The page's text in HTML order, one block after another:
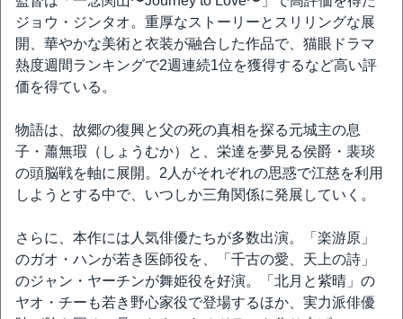
ジョウ・ジンタオ。重厚なストーリーとスリリングな展
開、華やかな美術と衣装が融合した作品で、猫眼ドラマ
熱度週間ランキングで2週連続1位を獲得するなど高い評
価を得ている。
物語は、故郷の復興と父の死の真相を探る元城主の息
子・蕭無瑕（しょうむか）と、栄達を夢見る侯爵・裴琰
の頭脳戦を軸に展開。2人がそれぞれの思惑で江慈を利用
しようとする中で、いつしか三角関係に発展していく。
さらに、本作には人気俳優たちが多数出演。「楽游原」
のガオ・ハンが若き医師役を、「千古の愛、天上の詩」
のジャン・ヤーチンが舞姫役を好演。「北月と紫晴」の
ヤオ・チーも若き野心家役で登場するほか、実力派俳優